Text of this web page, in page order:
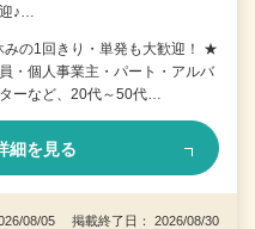
♪…
みの1回きり・単発も大歓迎！ ★
・個人事業主・パート・アルバ
ーなど、20代～50代…
細を見る
08/05 掲載終了日： 2026/08/30